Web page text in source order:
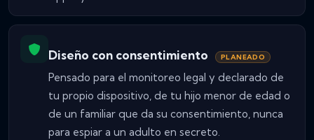
Diseño con consentimiento PLANEADO
Pensado para el monitoreo legal y declarado de
tu propio dispositivo, de tu hijo menor de edad o
de un familiar que da su consentimiento, nunca
para espiar a un adulto en secreto.